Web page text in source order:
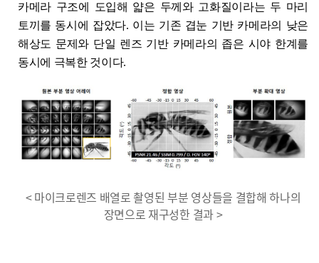
카메라 구조에 도입해 얇은 두께와 고화질이라는 두 마리
토끼를 동시에 잡았다. 이는 기존 겹눈 기반 카메라의 낮은
해상도 문제와 단일 렌즈 기반 카메라의 좁은 시야 한계를
동시에 극복한 것이다.
< 마이크로렌즈 배열로 촬영된 부분 영상들을 결합해 하나의
장면으로 재구성한 결과 >